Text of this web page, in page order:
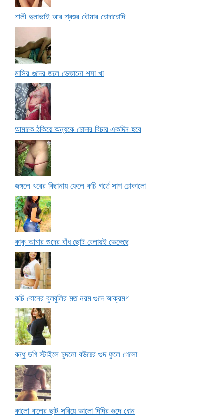
শালী দুলাভাই আর শ্বশুর বৌমার চোদাচোদি
মাসির গুদের জলে ভেজানো শসা খা
আমাকে ঠকিয়ে অন্যকে চোদার বিচার একদিন হবে
জঙ্গলে খরের বিছানায় ফেলে কচি গর্তে সাপ ঢোকালো
কাকু আমার গুদের বাঁধ ছোট বেলায়ই ভেঙ্গেছে
কচি বোনের বুলবুলির মত নরম গুদে আক্রমণ
বন্ধু ডগি স্টাইলে চুদলো বউয়ের গুদ ফুলে গেলো
কালো বালের ছাট সরিয়ে ভালো দিদির গুদে ধোন